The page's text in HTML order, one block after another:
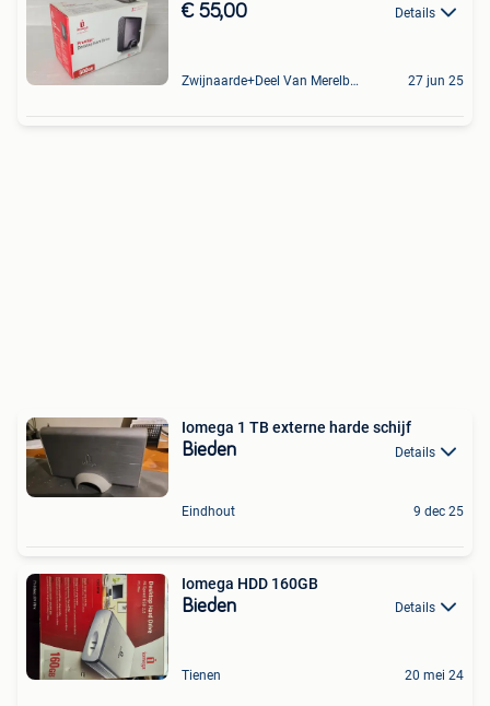
€ 55,00 Details
Zwijnaarde+Deel Van Merelbeke 27 jun 25
Iomega 1 TB externe harde schijf
Bieden Details
Eindhout 9 dec 25
Iomega HDD 160GB
Bieden Details
Tienen 20 mei 24